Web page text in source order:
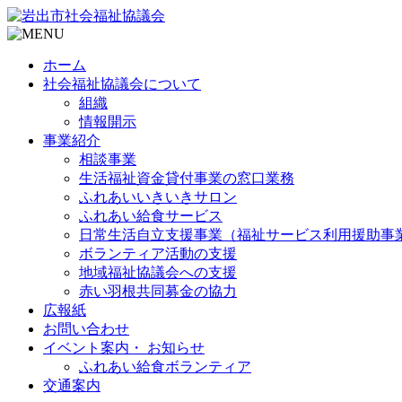
ホーム
社会福祉協議会について
組織
情報開示
事業紹介
相談事業
生活福祉資金貸付事業の窓口業務
ふれあいいきいきサロン
ふれあい給食サービス
日常生活自立支援事業（福祉サービス利用援助事
ボランティア活動の支援
地域福祉協議会への支援
赤い羽根共同募金の協力
広報紙
お問い合わせ
イベント案内・ お知らせ
ふれあい給食ボランティア
交通案内